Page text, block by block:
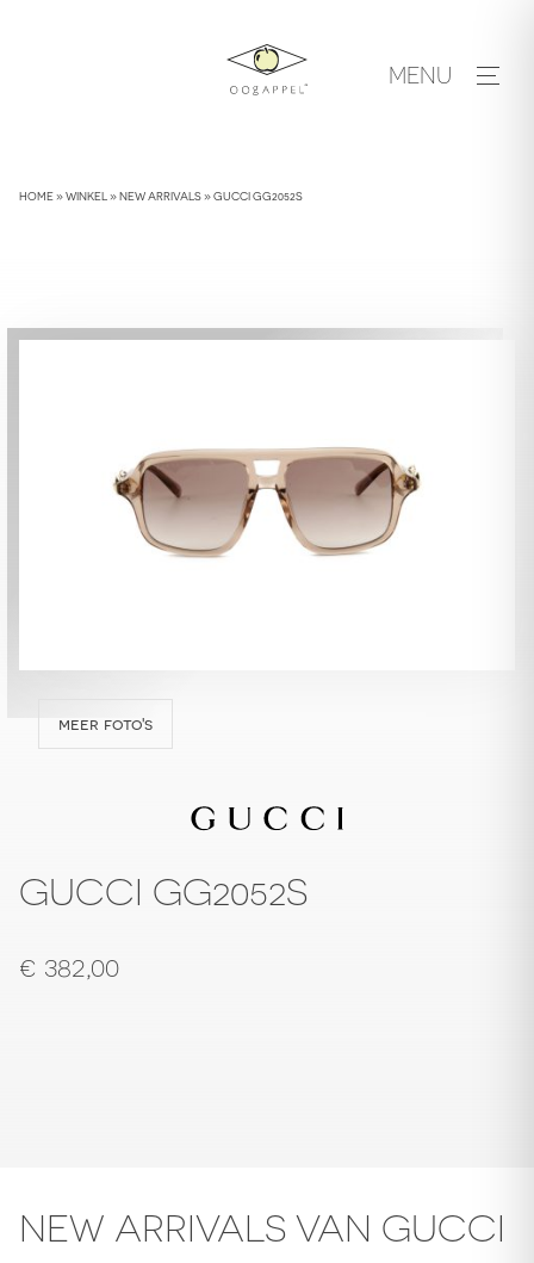
MENU
HOME»WINKEL »NEW ARRIVALS»GUCCI GG2052S
meer foto's
GUCCI GG2052S
€ 382,00
NEW ARRIVALS VAN GUCCI